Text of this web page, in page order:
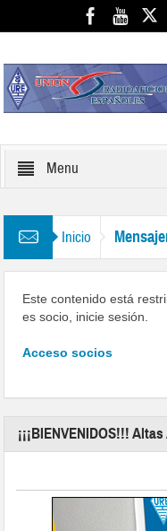
Menu
Inicio
Este contenido está
es socio, inicie sesión.
Acceso socios
¡¡¡BIENVENIDOS!!!